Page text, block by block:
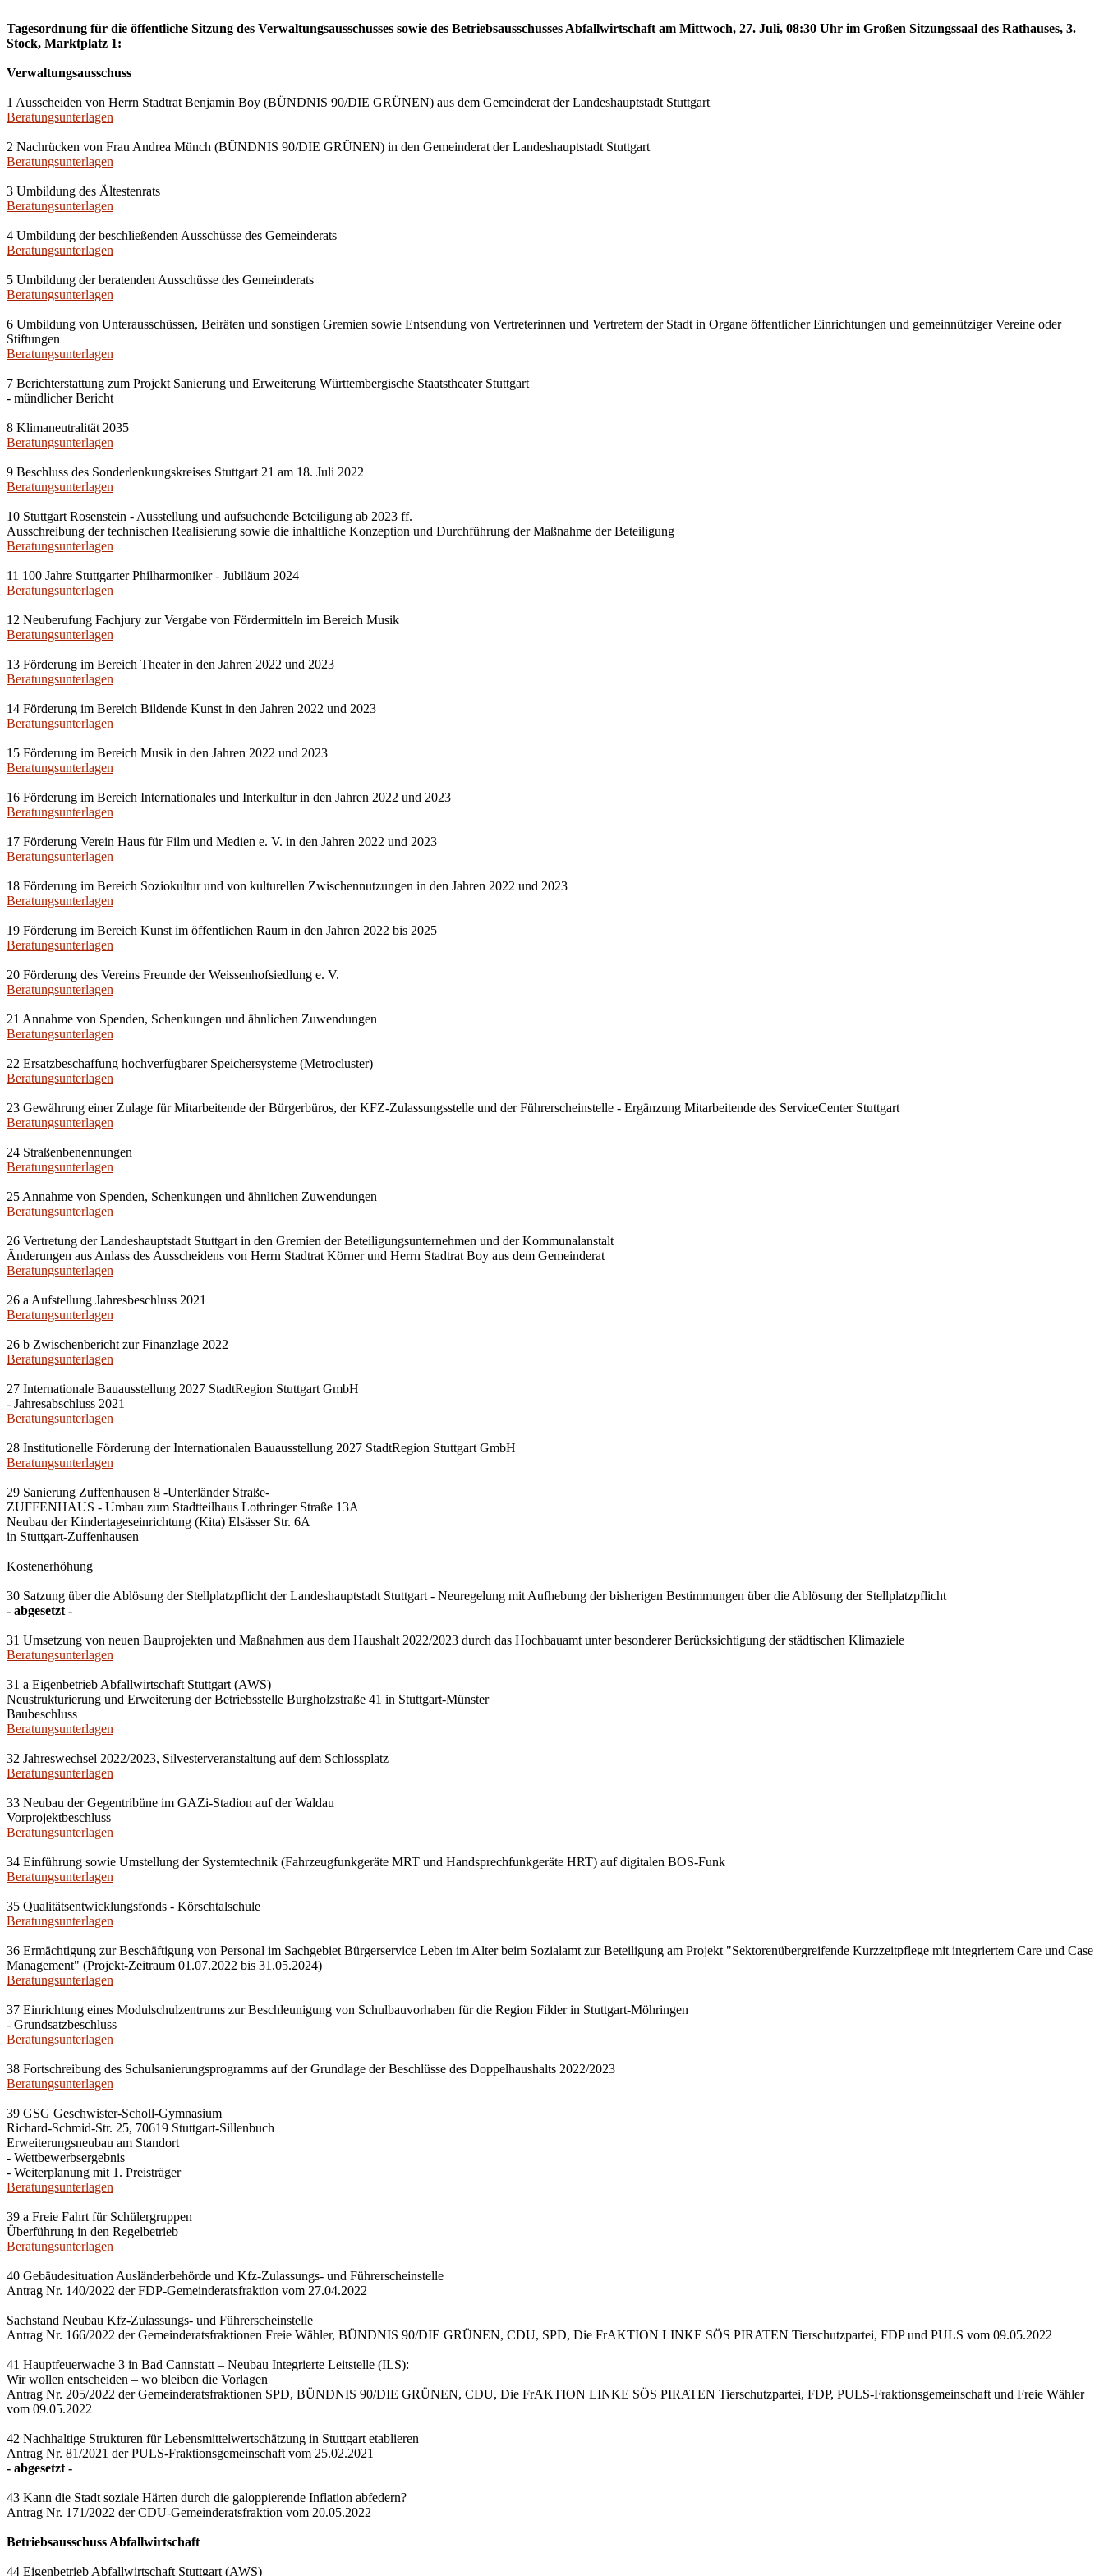
Tagesordnung für die öffentliche Sitzung des Verwaltungsausschusses sowie des Betriebsausschusses Abfallwirtschaft am Mittwoch, 27. Juli, 08:30 Uhr im Großen Sitzungssaal des Rathauses, 3.
Stock, Marktplatz 1:
Verwaltungsausschuss
1 Ausscheiden von Herrn Stadtrat Benjamin Boy (BÜNDNIS 90/DIE GRÜNEN) aus dem Gemeinderat der Landeshauptstadt Stuttgart
Beratungsunterlagen
2 Nachrücken von Frau Andrea Münch (BÜNDNIS 90/DIE GRÜNEN) in den Gemeinderat der Landeshauptstadt Stuttgart
Beratungsunterlagen
3 Umbildung des Ältestenrats
Beratungsunterlagen
4 Umbildung der beschließenden Ausschüsse des Gemeinderats
Beratungsunterlagen
5 Umbildung der beratenden Ausschüsse des Gemeinderats
Beratungsunterlagen
6 Umbildung von Unterausschüssen, Beiräten und sonstigen Gremien sowie Entsendung von Vertreterinnen und Vertretern der Stadt in Organe öffentlicher Einrichtungen und gemeinnütziger Vereine oder
Stiftungen
Beratungsunterlagen
7 Berichterstattung zum Projekt Sanierung und Erweiterung Württembergische Staatstheater Stuttgart
- mündlicher Bericht
8 Klimaneutralität 2035
Beratungsunterlagen
9 Beschluss des Sonderlenkungskreises Stuttgart 21 am 18. Juli 2022
Beratungsunterlagen
10 Stuttgart Rosenstein - Ausstellung und aufsuchende Beteiligung ab 2023 ff.
Ausschreibung der technischen Realisierung sowie die inhaltliche Konzeption und Durchführung der Maßnahme der Beteiligung
Beratungsunterlagen
11 100 Jahre Stuttgarter Philharmoniker - Jubiläum 2024
Beratungsunterlagen
12 Neuberufung Fachjury zur Vergabe von Fördermitteln im Bereich Musik
Beratungsunterlagen
13 Förderung im Bereich Theater in den Jahren 2022 und 2023
Beratungsunterlagen
14 Förderung im Bereich Bildende Kunst in den Jahren 2022 und 2023
Beratungsunterlagen
15 Förderung im Bereich Musik in den Jahren 2022 und 2023
Beratungsunterlagen
16 Förderung im Bereich Internationales und Interkultur in den Jahren 2022 und 2023
Beratungsunterlagen
17 Förderung Verein Haus für Film und Medien e. V. in den Jahren 2022 und 2023
Beratungsunterlagen
18 Förderung im Bereich Soziokultur und von kulturellen Zwischennutzungen in den Jahren 2022 und 2023
Beratungsunterlagen
19 Förderung im Bereich Kunst im öffentlichen Raum in den Jahren 2022 bis 2025
Beratungsunterlagen
20 Förderung des Vereins Freunde der Weissenhofsiedlung e. V.
Beratungsunterlagen
21 Annahme von Spenden, Schenkungen und ähnlichen Zuwendungen
Beratungsunterlagen
22 Ersatzbeschaffung hochverfügbarer Speichersysteme (Metrocluster)
Beratungsunterlagen
23 Gewährung einer Zulage für Mitarbeitende der Bürgerbüros, der KFZ-Zulassungsstelle und der Führerscheinstelle - Ergänzung Mitarbeitende des ServiceCenter Stuttgart
Beratungsunterlagen
24 Straßenbenennungen
Beratungsunterlagen
25 Annahme von Spenden, Schenkungen und ähnlichen Zuwendungen
Beratungsunterlagen
26 Vertretung der Landeshauptstadt Stuttgart in den Gremien der Beteiligungsunternehmen und der Kommunalanstalt
Änderungen aus Anlass des Ausscheidens von Herrn Stadtrat Körner und Herrn Stadtrat Boy aus dem Gemeinderat
Beratungsunterlagen
26 a Aufstellung Jahresbeschluss 2021
Beratungsunterlagen
26 b Zwischenbericht zur Finanzlage 2022
Beratungsunterlagen
27 Internationale Bauausstellung 2027 StadtRegion Stuttgart GmbH
- Jahresabschluss 2021
Beratungsunterlagen
28 Institutionelle Förderung der Internationalen Bauausstellung 2027 StadtRegion Stuttgart GmbH
Beratungsunterlagen
29 Sanierung Zuffenhausen 8 -Unterländer Straße-
ZUFFENHAUS - Umbau zum Stadtteilhaus Lothringer Straße 13A
Neubau der Kindertageseinrichtung (Kita) Elsässer Str. 6A
in Stuttgart-Zuffenhausen
Kostenerhöhung
30 Satzung über die Ablösung der Stellplatzpflicht der Landeshauptstadt Stuttgart - Neuregelung mit Aufhebung der bisherigen Bestimmungen über die Ablösung der Stellplatzpflicht
- abgesetzt -
31 Umsetzung von neuen Bauprojekten und Maßnahmen aus dem Haushalt 2022/2023 durch das Hochbauamt unter besonderer Berücksichtigung der städtischen Klimaziele
Beratungsunterlagen
31 a Eigenbetrieb Abfallwirtschaft Stuttgart (AWS)
Neustrukturierung und Erweiterung der Betriebsstelle Burgholzstraße 41 in Stuttgart-Münster
Baubeschluss
Beratungsunterlagen
32 Jahreswechsel 2022/2023, Silvesterveranstaltung auf dem Schlossplatz
Beratungsunterlagen
33 Neubau der Gegentribüne im GAZi-Stadion auf der Waldau
Vorprojektbeschluss
Beratungsunterlagen
34 Einführung sowie Umstellung der Systemtechnik (Fahrzeugfunkgeräte MRT und Handsprechfunkgeräte HRT) auf digitalen BOS-Funk
Beratungsunterlagen
35 Qualitätsentwicklungsfonds - Körschtalschule
Beratungsunterlagen
36 Ermächtigung zur Beschäftigung von Personal im Sachgebiet Bürgerservice Leben im Alter beim Sozialamt zur Beteiligung am Projekt "Sektorenübergreifende Kurzzeitpflege mit integriertem Care und Case
Management" (Projekt-Zeitraum 01.07.2022 bis 31.05.2024)
Beratungsunterlagen
37 Einrichtung eines Modulschulzentrums zur Beschleunigung von Schulbauvorhaben für die Region Filder in Stuttgart-Möhringen
- Grundsatzbeschluss
Beratungsunterlagen
38 Fortschreibung des Schulsanierungsprogramms auf der Grundlage der Beschlüsse des Doppelhaushalts 2022/2023
Beratungsunterlagen
39 GSG Geschwister-Scholl-Gymnasium
Richard-Schmid-Str. 25, 70619 Stuttgart-Sillenbuch
Erweiterungsneubau am Standort
- Wettbewerbsergebnis
- Weiterplanung mit 1. Preisträger
Beratungsunterlagen
39 a Freie Fahrt für Schülergruppen
Überführung in den Regelbetrieb
Beratungsunterlagen
40 Gebäudesituation Ausländerbehörde und Kfz-Zulassungs- und Führerscheinstelle
Antrag Nr. 140/2022 der FDP-Gemeinderatsfraktion vom 27.04.2022
Sachstand Neubau Kfz-Zulassungs- und Führerscheinstelle
Antrag Nr. 166/2022 der Gemeinderatsfraktionen Freie Wähler, BÜNDNIS 90/DIE GRÜNEN, CDU, SPD, Die FrAKTION LINKE SÖS PIRATEN Tierschutzpartei, FDP und PULS vom 09.05.2022
41 Hauptfeuerwache 3 in Bad Cannstatt – Neubau Integrierte Leitstelle (ILS):
Wir wollen entscheiden – wo bleiben die Vorlagen
Antrag Nr. 205/2022 der Gemeinderatsfraktionen SPD, BÜNDNIS 90/DIE GRÜNEN, CDU, Die FrAKTION LINKE SÖS PIRATEN Tierschutzpartei, FDP, PULS-Fraktionsgemeinschaft und Freie Wähler
vom 09.05.2022
42 Nachhaltige Strukturen für Lebensmittelwertschätzung in Stuttgart etablieren
Antrag Nr. 81/2021 der PULS-Fraktionsgemeinschaft vom 25.02.2021
- abgesetzt -
43 Kann die Stadt soziale Härten durch die galoppierende Inflation abfedern?
Antrag Nr. 171/2022 der CDU-Gemeinderatsfraktion vom 20.05.2022
Betriebsausschuss Abfallwirtschaft
44 Eigenbetrieb Abfallwirtschaft Stuttgart (AWS)